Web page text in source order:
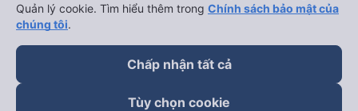
Quản lý cookie. Tìm hiểu thêm trong Chính sách bảo mật của
chúng tôi.
Chấp nhận tất cả
Tùy chọn cookie